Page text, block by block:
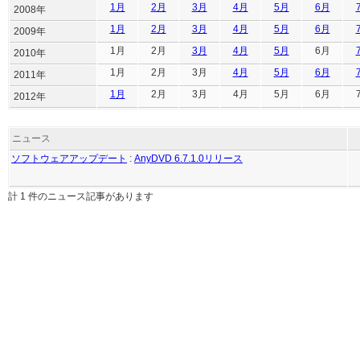
2008年 1月 2月 3月 4月 5月 6月
2009年 1月 2月 3月 4月 5月 6月
2010年 1月 2月 3月 4月 5月 6月
2011年 1月 2月 3月 4月 5月 6月
2012年 1月 2月 3月 4月 5月 6月
ニュース
ソフトウェアアップデート : AnyDVD 6.7.1.0リリース
計 1 件のニュース記事があります